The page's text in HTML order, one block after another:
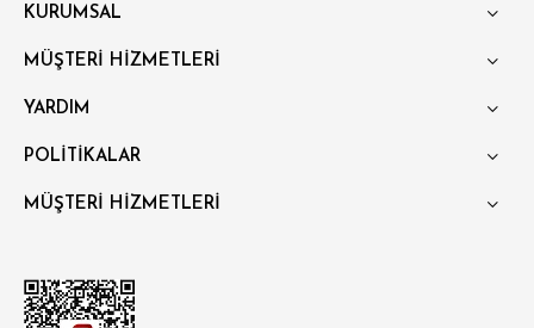
KURUMSAL
MÜŞTERİ HİZMETLERİ
YARDIM
POLİTİKALAR
MÜŞTERİ HİZMETLERİ